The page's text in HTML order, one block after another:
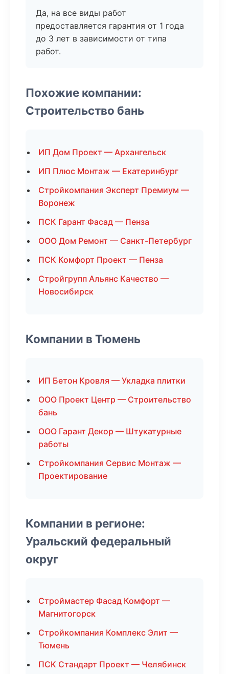
Да, на все виды работ
предоставляется гарантия от 1 года
до 3 лет в зависимости от типа
работ.
Похожие компании:
Строительство бань
ИП Дом Проект — Архангельск
ИП Плюс Монтаж — Екатеринбург
Стройкомпания Эксперт Премиум —
Воронеж
ПСК Гарант Фасад — Пенза
ООО Дом Ремонт — Санкт-Петербург
ПСК Комфорт Проект — Пенза
Стройгрупп Альянс Качество —
Новосибирск
Компании в Тюмень
ИП Бетон Кровля — Укладка плитки
ООО Проект Центр — Строительство
бань
ООО Гарант Декор — Штукатурные
работы
Стройкомпания Сервис Монтаж —
Проектирование
Компании в регионе:
Уральский федеральный
округ
Строймастер Фасад Комфорт —
Магнитогорск
Стройкомпания Комплекс Элит —
Тюмень
ПСК Стандарт Проект — Челябинск